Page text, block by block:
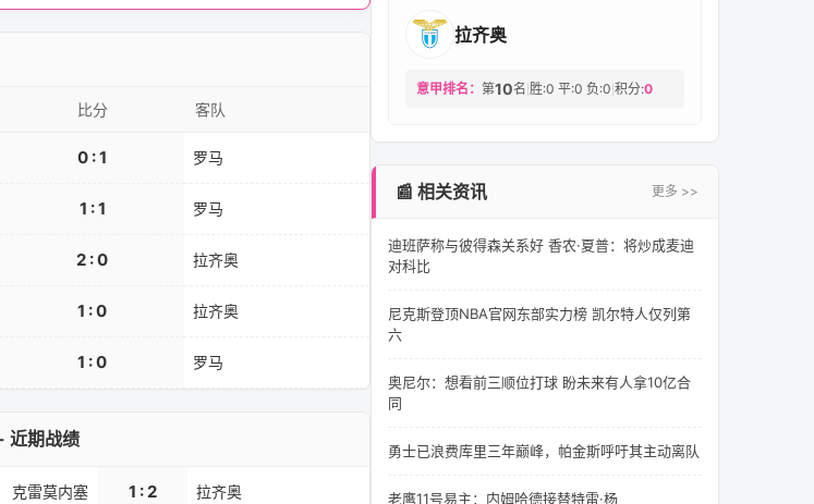
比分 客队
0 : 1 罗马
1 : 1 罗马
2 : 0 拉齐奥
1 : 0 拉齐奥
1 : 0 罗马
近期战绩
克雷莫内塞 1 : 2 拉齐奥
拉齐奥
意甲排名： 第10名 胜:0 平:0 负:0 积分:0
📰 相关资讯 更多 >>
迪班萨称与彼得森关系好 香农·夏普：将炒成麦迪
对科比
尼克斯登顶NBA官网东部实力榜 凯尔特人仅列第
六
奥尼尔：想看前三顺位打球 盼未来有人拿10亿合
同
勇士已浪费库里三年巅峰，帕金斯呼吁其主动离队
老鹰11号易主：内姆哈德接替特雷·杨